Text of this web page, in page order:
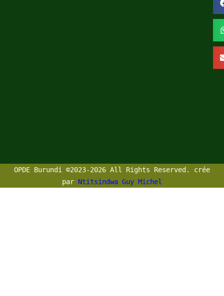
OPDE Burundi ©2023-2026 All Rights Reserved. crée
par Ntitsindwa Guy Michel